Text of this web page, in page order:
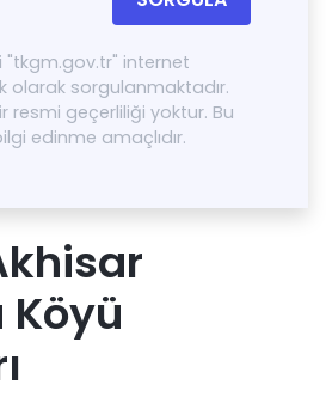
"tkgm.gov.tr" internet
olarak sorgulanmaktadır.
resmi geçerliliği yoktur. Bu
edinme amaçlıdır.